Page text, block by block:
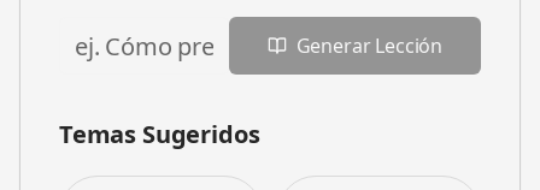
Generar Lección
Temas Sugeridos